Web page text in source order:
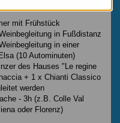
mit Frühstück
in Fußdistanz
in einer
(10 Autominuten)
des Hauses "Le regine
+ 1 x Chianti Classico
werden
- 3h (z.B. Colle Val
oder Florenz)